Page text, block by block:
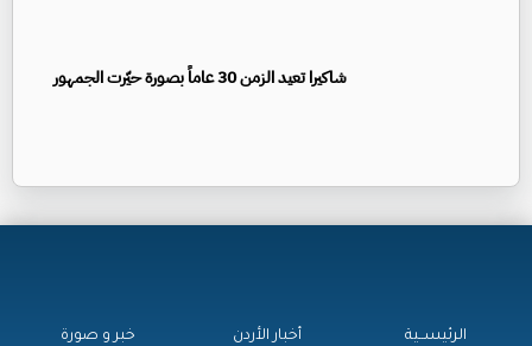
شاكيرا تعيد الزمن 30 عاماً بصورة حيّرت الجمهور
الرئيســية
أخبار الأردن
خبر و صورة